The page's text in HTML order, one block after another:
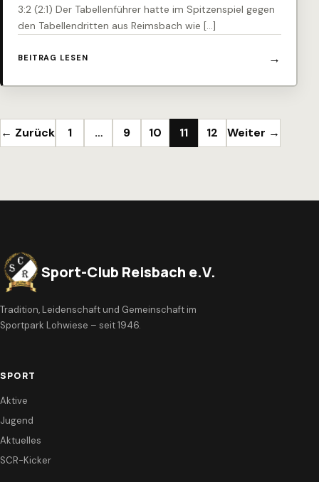
3:2 (2:1) Der Tabellenführer hatte im Spitzenspiel gegen
den Tabellendritten aus Reimsbach wie […]
BEITRAG LESEN
Seitennummerierung der Beiträge
← Zurück 1 … 9 10 11 12 Weiter →
Sport-Club Reisbach e.V.
Tradition, Leidenschaft und Gemeinschaft im
Sportpark Lohwiese – seit 1946.
SPORT
Aktive
Jugend
Aktuelles
SCR-Kicker